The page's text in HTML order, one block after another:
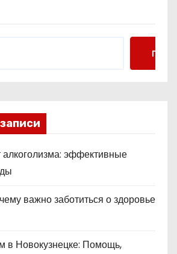
Поиск
алкоголизма: эффективные
важно заботиться о здоровье
в Новокузнецке: Помощь,